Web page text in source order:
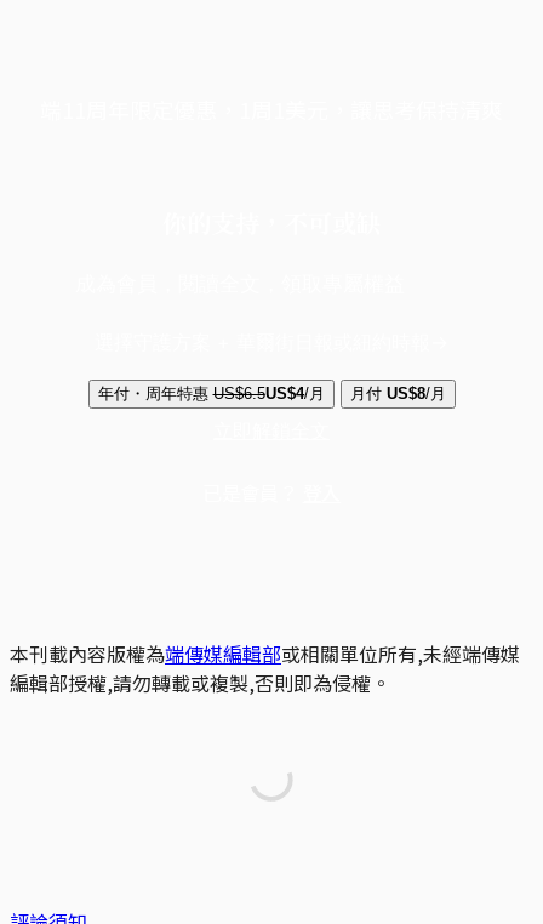
年付・周年特惠 US$6.5US$4/月 月付 US$8/月
本刊載內容版權為端傳媒編輯部或相關單位所有,未經端傳媒
編輯部授權,請勿轉載或複製,否則即為侵權。